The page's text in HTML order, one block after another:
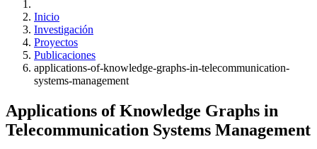
Inicio
Investigación
Proyectos
Publicaciones
applications-of-knowledge-graphs-in-telecommunication-
systems-management
Applications of Knowledge Graphs in
Telecommunication Systems Management